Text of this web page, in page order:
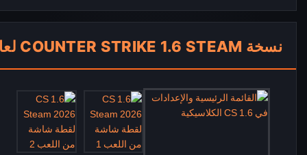
نسخة COUNTER STRIKE 1.6 STEAM لعام 2026